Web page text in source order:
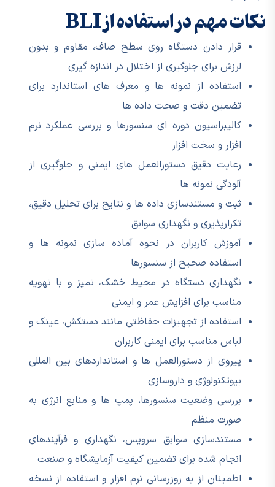
نکات مهم در استفاده از BLI
قرار دادن دستگاه روی سطح صاف، مقاوم و بدون
لرزش برای جلوگیری از اختلال در اندازه گیری
استفاده از نمونه ها و معرف های استاندارد برای
تضمین دقت و صحت داده ها
کالیبراسیون دوره ای سنسورها و بررسی عملکرد نرم
افزار و سخت افزار
رعایت دقیق دستورالعمل های ایمنی و جلوگیری از
آلودگی نمونه ها
ثبت و مستندسازی داده ها و نتایج برای تحلیل دقیق،
تکرارپذیری و نگهداری سوابق
آموزش کاربران در نحوه آماده سازی نمونه ها و
استفاده صحیح از سنسورها
نگهداری دستگاه در محیط خشک، تمیز و با تهویه
مناسب برای افزایش عمر و ایمنی
استفاده از تجهیزات حفاظتی مانند دستکش، عینک و
لباس مناسب برای ایمنی کاربران
پیروی از دستورالعمل ها و استانداردهای بین المللی
بیوتکنولوژی و داروسازی
بررسی وضعیت سنسورها، پمپ ها و منابع انرژی به
صورت منظم
مستندسازی سوابق سرویس، نگهداری و فرآیندهای
انجام شده برای تضمین کیفیت آزمایشگاه و صنعت
اطمینان از به روزرسانی نرم افزار و استفاده از نسخه